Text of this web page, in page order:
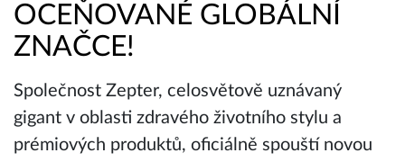
OCEŇOVANÉ GLOBÁLNÍ
ZNAČCE!
Společnost Zepter, celosvětově uznávaný
gigant v oblasti zdravého životního stylu a
prémiových produktů, oficiálně spouští novou